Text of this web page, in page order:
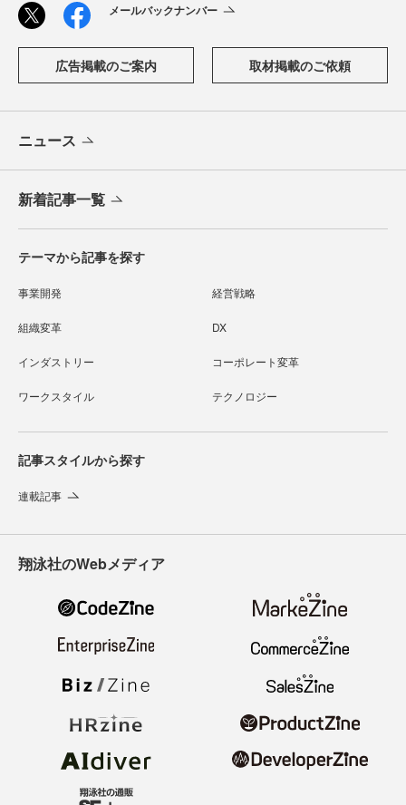
メールバックナンバー
広告掲載のご案内 取材掲載のご依頼
ニュース
新着記事一覧
テーマから記事を探す
事業開発 経営戦略
組織変革 DX
インダストリー コーポレート変革
ワークスタイル テクノロジー
記事スタイルから探す
連載記事
翔泳社のWebメディア